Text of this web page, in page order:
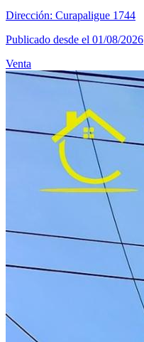
Dirección: Curapaligue 1744
Publicado desde el 01/08/2026
Venta